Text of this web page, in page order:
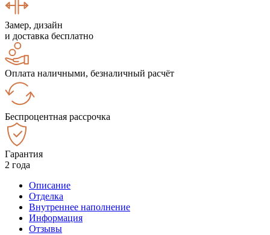
Замер, дизайн
и доставка бесплатно
Оплата наличными, безналичный расчёт
Беспроцентная рассрочка
Гарантия
2 года
Описание
Отделка
Внутреннее наполнение
Информация
Отзывы